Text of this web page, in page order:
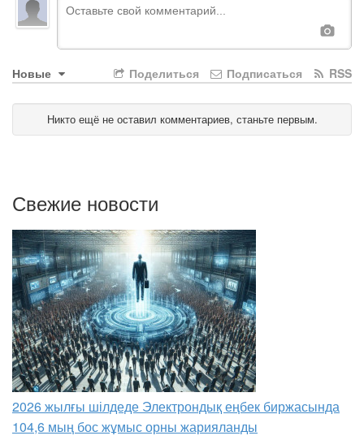
Новые RSS
Подписаться
Поделиться
Никто ещё не оставил комментариев, станьте первым.
Свежие новости
2026 жылғы шілдеде Электрондық еңбек биржасында
104,6 мың бос жұмыс орны жарияланды